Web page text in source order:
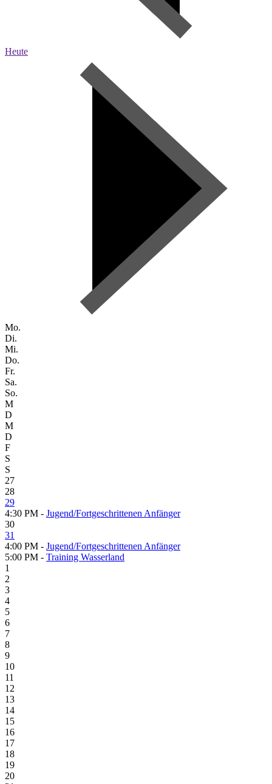
Heute
Mo.
Di.
Mi.
Do.
Fr.
Sa.
So.
M
D
M
D
F
S
S
27
28
29
4:30 PM - Jugend/Fortgeschrittenen Anfänger
30
31
4:00 PM - Jugend/Fortgeschrittenen Anfänger
5:00 PM - Training Wasserland
1
2
3
4
5
6
7
8
9
10
11
12
13
14
15
16
17
18
19
20